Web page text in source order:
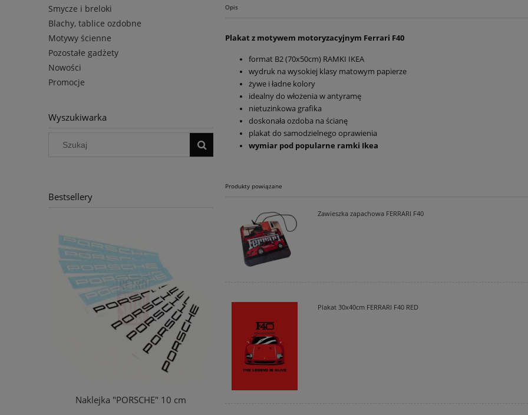
Smycze i breloki
Blachy, tablice ozdobne
Motywy ścienne
Pozostałe gadżety
Nowości
Promocje
Wyszukiwarka
Bestsellery
Naklejka "PORSCHE" 10 cm
Opis
Plakat z motywem motoryzacyjnym Ferrari F40
format B2 (70x50cm) RAMKI IKEA
wydruk na wysokiej klasy matowym papierze
żywe i ładne kolory
idealny do włożenia w antyramę
nietuzinkowa grafika
doskonała ozdoba na ścianę
plakat do samodzielnego oprawienia
wymiar pod popularne ramki Ikea
Produkty powiązane
Zawieszka zapachowa FERRARI F40
Plakat 30x40cm FERRARI F40 RED